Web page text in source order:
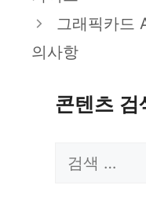
리
그래픽카드
의사항
콘텐츠 검
검